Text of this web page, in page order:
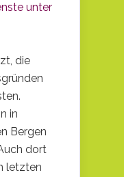
unter
die
in
Bergen
dort
letzten